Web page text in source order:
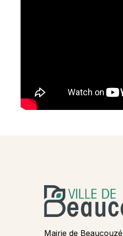
Mairie de Beaucouzé